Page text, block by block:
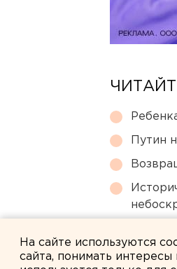
Путин
На сайте используются
сайта, понимать